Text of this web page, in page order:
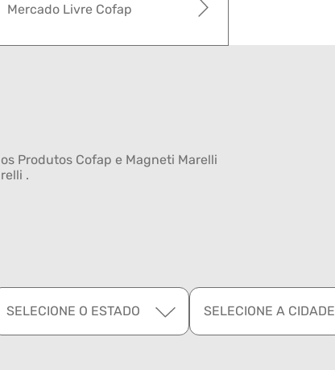
Mercado Livre Cofap
Produtos Cofap e Magneti Marelli
.
SELECIONE O ESTADO SELECIONE A CIDADE